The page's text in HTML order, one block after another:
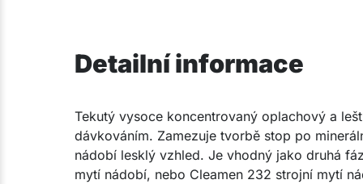
Detailní informace
Tekutý vysoce koncentrovaný oplachový a
dávkováním. Zamezuje tvorbě stop po
nádobí lesklý vzhled. Je vhodný jako druhá
mytí nádobí, nebo Cleamen 232 strojní mytí